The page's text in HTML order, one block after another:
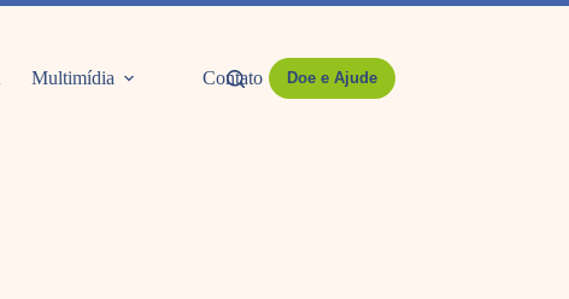
Multimídia Contato Doe e Ajude